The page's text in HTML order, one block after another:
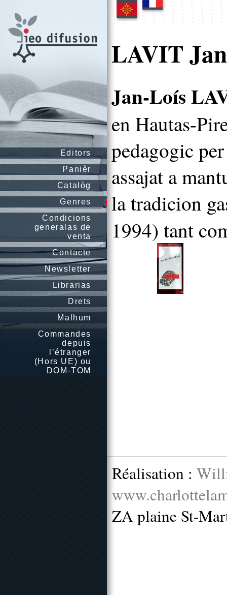
Editors
Panièr
Catalòg
Genres
Condicions
generalas de
venta
Contacte
Newsletter
Librarias
Drets
Malhum
Commandes
depuis
l’étranger
(Hors UE) ou
DOM-TOM
LAVIT
Jan-Loís
en Hautas-
pedagogic
assajat a
la tradicion
1994) tant
Réalisation :
ZA plaine St-